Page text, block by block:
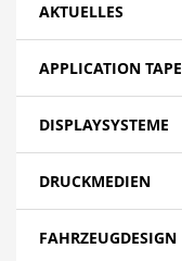
AKTUELLES
APPLICATION TAPE
DISPLAYSYSTEME
DRUCKMEDIEN
FAHRZEUGDESIGN